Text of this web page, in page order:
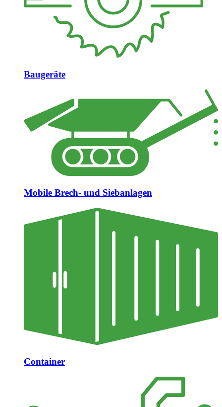
Baugeräte
Mobile Brech- und Siebanlagen
Container